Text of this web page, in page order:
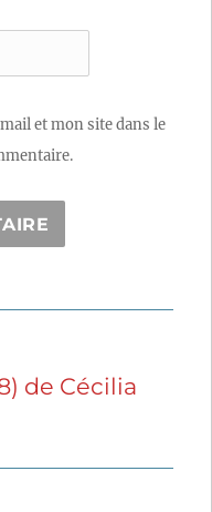
et mon site dans le
de Cécilia